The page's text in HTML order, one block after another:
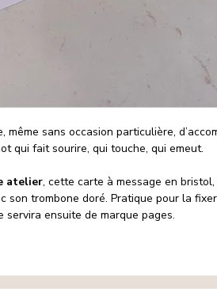
même sans occasion particulière,
qui fait sourire, qui touche, qui emeut.
atelier, cette carte à message en
son trombone doré. Pratique pour la
servira ensuite de marque pages.